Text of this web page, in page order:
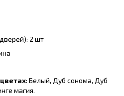
2 шт
: Белый, Дуб сонома, Дуб
магия.